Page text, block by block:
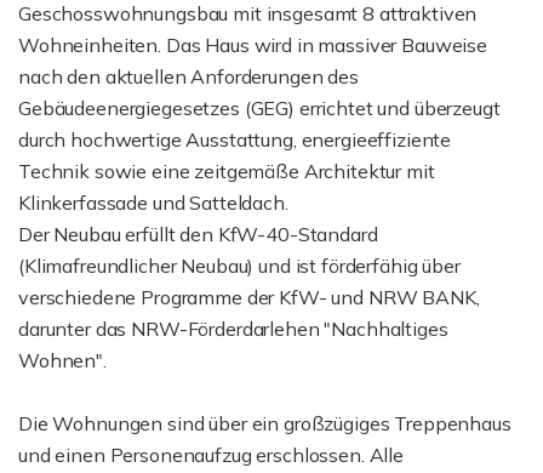
Geschosswohnungsbau mit insgesamt 8 attraktiven
Wohneinheiten. Das Haus wird in massiver Bauweise
nach den aktuellen Anforderungen des
Gebäudeenergiegesetzes (GEG) errichtet und überzeugt
durch hochwertige Ausstattung, energieeffiziente
Technik sowie eine zeitgemäße Architektur mit
Klinkerfassade und Satteldach.
Der Neubau erfüllt den KfW-40-Standard
(Klimafreundlicher Neubau) und ist förderfähig über
verschiedene Programme der KfW- und NRW BANK,
darunter das NRW-Förderdarlehen "Nachhaltiges
Wohnen".
Die Wohnungen sind über ein großzügiges Treppenhaus
und einen Personenaufzug erschlossen. Alle